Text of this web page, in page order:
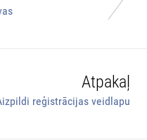
Atpakaļ
reģistrācijas veidlapu